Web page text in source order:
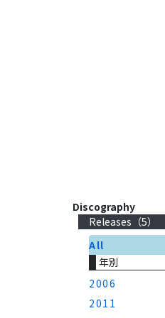
Discography
Releases（5）
All
年別
2006
2011